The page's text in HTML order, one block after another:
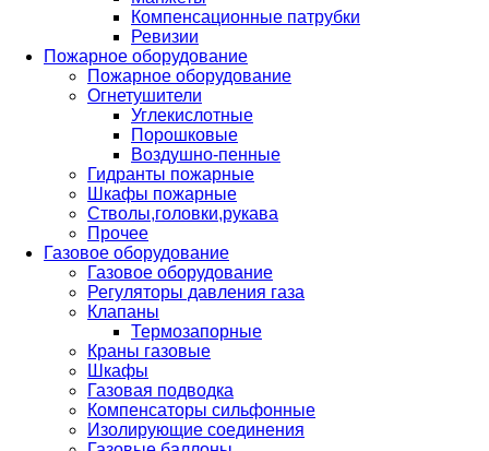
Компенсационные патрубки
Ревизии
Пожарное оборудование
Пожарное оборудование
Огнетушители
Углекислотные
Порошковые
Воздушно-пенные
Гидранты пожарные
Шкафы пожарные
Стволы,головки,рукава
Прочее
Газовое оборудование
Газовое оборудование
Регуляторы давления газа
Клапаны
Термозапорные
Краны газовые
Шкафы
Газовая подводка
Компенсаторы сильфонные
Изолирующие соединения